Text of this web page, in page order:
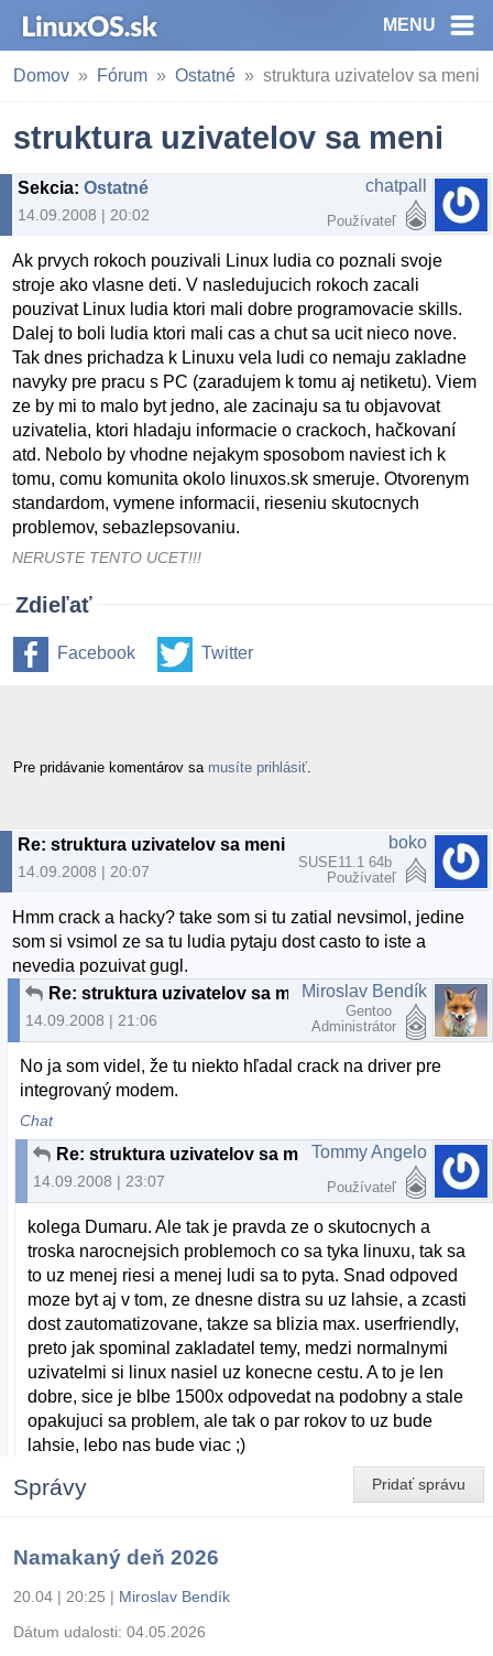
MENU
Domov Fórum Ostatné struktura uzivatelov sa meni
struktura uzivatelov sa meni
Sekcia: Ostatné
14.09.2008 | 20:02
chatpall
Používateľ
Ak prvych rokoch pouzivali Linux ludia co poznali svoje
stroje ako vlasne deti. V nasledujucich rokoch zacali
pouzivat Linux ludia ktori mali dobre programovacie skills.
Dalej to boli ludia ktori mali cas a chut sa ucit nieco nove.
Tak dnes prichadza k Linuxu vela ludi co nemaju zakladne
navyky pre pracu s PC (zaradujem k tomu aj netiketu). Viem
ze by mi to malo byt jedno, ale zacinaju sa tu objavovat
uzivatelia, ktori hladaju informacie o crackoch, hačkovaní
atd. Nebolo by vhodne nejakym sposobom naviest ich k
tomu, comu komunita okolo linuxos.sk smeruje. Otvorenym
standardom, vymene informacii, rieseniu skutocnych
problemov, sebazlepsovaniu.
NERUSTE TENTO UCET!!!
Zdieľať
Facebook Twitter
Pre pridávanie komentárov sa musíte prihlásiť
Re: struktura uzivatelov sa meni
14.09.2008 | 20:07
boko
SUSE11.1 64b
Používateľ
Hmm crack a hacky? take som si tu zatial nevsimol, jedine
som si vsimol ze sa tu ludia pytaju dost casto to iste a
nevedia pozuivat gugl.
Re: struktura uzivatelov sa meni
14.09.2008 | 21:06
Miroslav Bendík
Gentoo
Administrátor
No ja som videl, že tu niekto hľadal crack na driver pre
integrovaný modem.
Chat
14.09.2008 | 23:07
Tommy Angelo
Používateľ
kolega Dumaru. Ale tak je pravda ze o skutocnych a
troska narocnejsich problemoch co sa tyka linuxu, tak sa
to uz menej riesi a menej ludi sa to pyta. Snad odpoved
moze byt aj v tom, ze dnesne distra su uz lahsie, a zcasti
dost zautomatizovane, takze sa blizia max. userfriendly,
preto jak spominal zakladatel temy, medzi normalnymi
uzivatelmi si linux nasiel uz konecne cestu. A to je len
dobre, sice je blbe 1500x odpovedat na podobny a stale
opakujuci sa problem, ale tak o par rokov to uz bude
lahsie, lebo nas bude viac ;)
Pridať správu
Správy
Namakaný deň 2026
20.04 | 20:25 | Miroslav Bendík
Dátum udalosti: 04.05.2026